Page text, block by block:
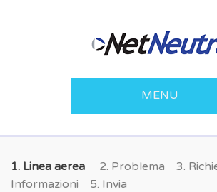
MENU
1. Linea aerea
2. Problema 3.
Informazioni 5. Invia